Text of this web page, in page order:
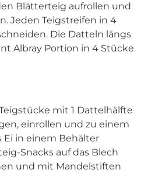
Blätterteig aufrollen und
Jeden Teigstreifen in 4
Die Datteln längs
Albray Portion in 4 Stücke
mit 1 Dattelhälfte
einrollen und zu einem
Ei in einem Behälter
Snacks auf das Blech
und mit Mandelstiften